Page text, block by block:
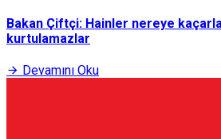
Bakan Çiftçi: Hainler nereye
kurtulamazlar
Devamını Oku